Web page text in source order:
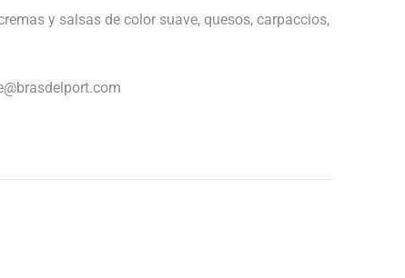
y salsas de color suave, quesos, carpaccios,